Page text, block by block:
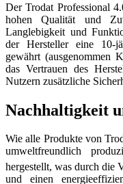
Der Trodat Professional
hohen Qualität und
Langlebigkeit und
der Hersteller eine 10-
gewährt (ausgenommen
das Vertrauen des
Nutzern zusätzliche
Nachhaltigkeit
Wie alle Produkte von
umweltfreundlich
hergestellt, was durch die
und einen